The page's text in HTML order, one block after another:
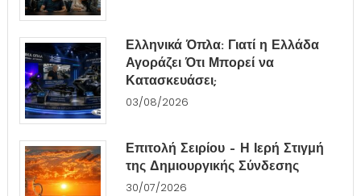
Ελληνικά Όπλα: Γιατί η Ελλάδα
Αγοράζει Ότι Μπορεί να
Κατασκευάσει;
03/08/2026
Επιτολή Σειρίου – Η Ιερή Στιγμή
της Δημιουργικής Σύνδεσης
30/07/2026